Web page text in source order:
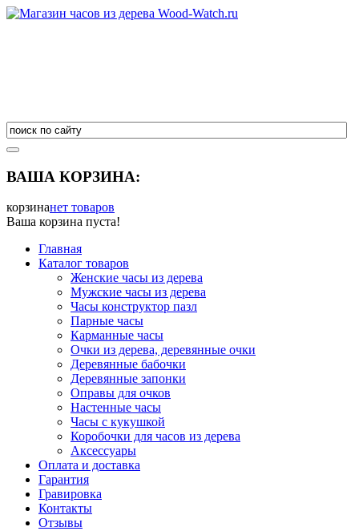
ВАША КОРЗИНА:
корзинанет товаров
Ваша корзина пуста!
Главная
Каталог товаров
Женские часы из дерева
Мужские часы из дерева
Часы конструктор пазл
Парные часы
Карманные часы
Очки из дерева, деревянные очки
Деревянные бабочки
Деревянные запонки
Оправы для очков
Настенные часы
Часы с кукушкой
Коробочки для часов из дерева
Аксессуары
Оплата и доставка
Гарантия
Гравировка
Контакты
Отзывы